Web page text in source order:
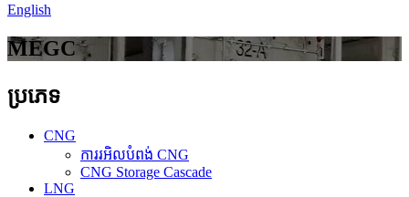
English
MEGC
ប្រភេទ
CNG
ការរអិលបំពង់ CNG
CNG Storage Cascade
LNG